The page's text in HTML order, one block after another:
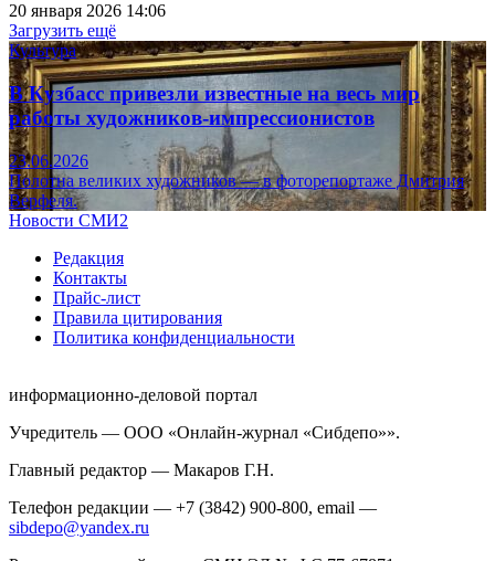
20 января 2026 14:06
Загрузить ещё
Культура
В Кузбасс привезли известные на весь мир
работы художников-импрессионистов
23.06.2026
Полотна великих художников — в фоторепортаже Дмитрия
Верфеля.
Новости СМИ2
Редакция
Контакты
Прайс-лист
Правила цитирования
Политика конфиденциальности
информационно-деловой портал
Учредитель — ООО «Онлайн-журнал «Сибдепо»».
Главный редактор — Макаров Г.Н.
Телефон редакции — +7 (3842) 900-800, email —
sibdepo@yandex.ru